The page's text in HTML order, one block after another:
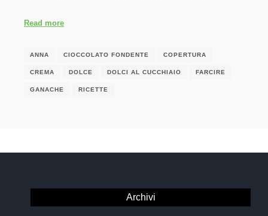
Read more
ANNA CIOCCOLATO FONDENTE COPERTURA
CREMA DOLCE DOLCI AL CUCCHIAIO FARCIRE
GANACHE RICETTE
Archivi